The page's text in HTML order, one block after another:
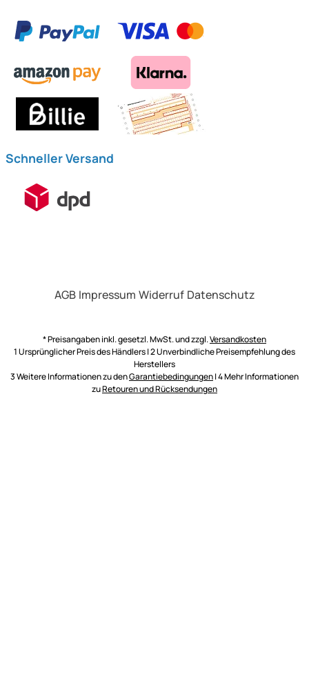
Schneller Versand
AGB Impressum Widerruf Datenschutz
* Preisangaben inkl. gesetzl. MwSt. und zzgl.Versandkosten
1 Ursprünglicher Preis des Händlers | 2 Unverbindliche Preisempfehlung des
Herstellers
3 Weitere Informationen zu denGarantiebedingungen| 4 Mehr Informationen
zuRetouren und Rücksendungen